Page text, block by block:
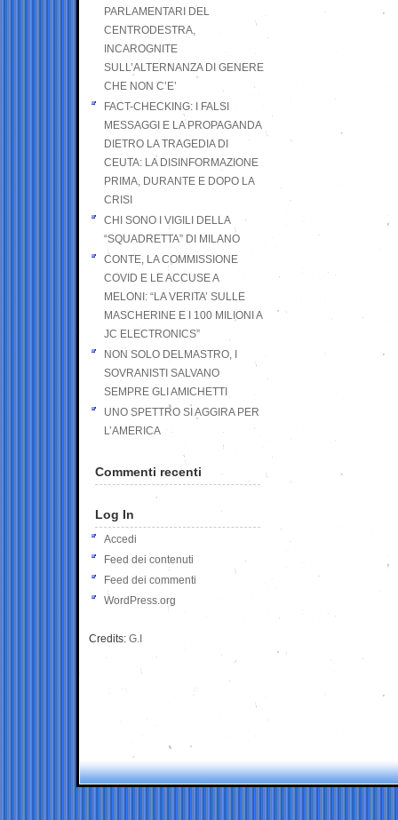
PARLAMENTARI DEL
CENTRODESTRA,
INCAROGNITE
SULL’ALTERNANZA DI GENERE
CHE NON C’E’
FACT-CHECKING: I FALSI
MESSAGGI E LA PROPAGANDA
DIETRO LA TRAGEDIA DI
CEUTA: LA DISINFORMAZIONE
PRIMA, DURANTE E DOPO LA
CRISI
CHI SONO I VIGILI DELLA
“SQUADRETTA” DI MILANO
CONTE, LA COMMISSIONE
COVID E LE ACCUSE A
MELONI: “LA VERITA’ SULLE
MASCHERINE E I 100 MILIONI A
JC ELECTRONICS”
NON SOLO DELMASTRO, I
SOVRANISTI SALVANO
SEMPRE GLI AMICHETTI
UNO SPETTRO SI AGGIRA PER
L’AMERICA
Commenti recenti
Log In
Accedi
Feed dei contenuti
Feed dei commenti
WordPress.org
Credits: G.I